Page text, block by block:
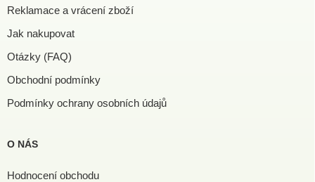
Reklamace a vrácení zboží
Jak nakupovat
Otázky (FAQ)
Obchodní podmínky
Podmínky ochrany osobních údajů
O NÁS
Hodnocení obchodu